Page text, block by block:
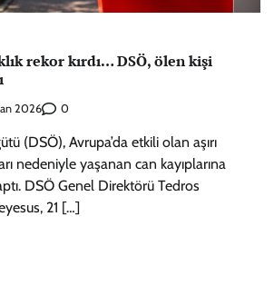
rekor kırdı… DSÖ, ölen kişi
2026 0
(DSÖ), Avrupa’da etkili olan aşırı
nedeniyle yaşanan can kayıplarına
DSÖ Genel Direktörü Tedros
21 […]